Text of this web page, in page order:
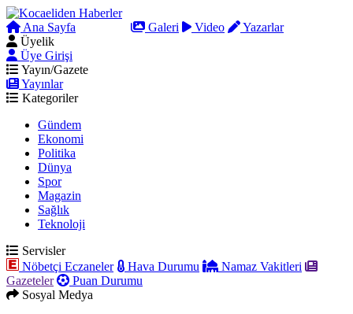
Ana Sayfa Galeri Video
Yazarlar
Üyelik
Üye Girişi
Yayın/Gazete
Yayınlar
Kategoriler
Gündem
Ekonomi
Politika
Dünya
Spor
Magazin
Sağlık
Teknoloji
Servisler
Nöbetçi Eczaneler
Hava Durumu
Namaz Vakitleri
Gazeteler
Puan Durumu
Sosyal Medya